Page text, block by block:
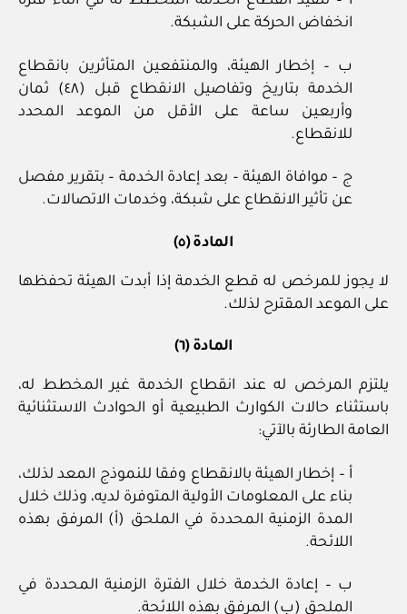
انخفاض الحركة على الشبكة.
ب – إخطار الهيئة، والمنتفعين المتأثرين بانقطاع
الخدمة بتاريخ وتفاصيل الانقطاع قبل (٤٨) ثمان
وأربعين ساعة على الأقل من الموعد المحدد
للانقطاع.
ج – موافاة الهيئة – بعد إعادة الخدمة – بتقرير مفصل
عن تأثير الانقطاع على شبكة، وخدمات الاتصالات.
المادة (٥)
لا يجوز للمرخص له قطع الخدمة إذا أبدت الهيئة تحفظها
على الموعد المقترح لذلك.
المادة (٦)
يلتزم المرخص له عند انقطاع الخدمة غير المخطط له،
باستثناء حالات الكوارث الطبيعية أو الحوادث الاستثنائية
العامة الطارئة بالآتي:
أ – إخطار الهيئة بالانقطاع وفقا للنموذج المعد لذلك،
بناء على المعلومات الأولية المتوفرة لديه، وذلك خلال
المدة الزمنية المحددة في الملحق (أ) المرفق بهذه
اللائحة.
ب – إعادة الخدمة خلال الفترة الزمنية المحددة في
الملحق (ب) المرفق بهذه اللائحة.